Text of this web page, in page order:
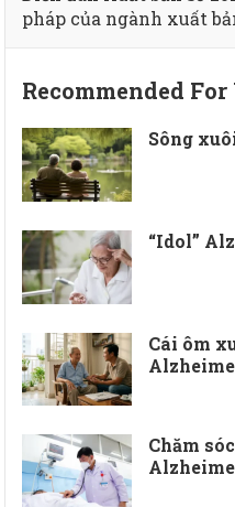
pháp của ngành xuất
Recommended For
Sông
“Idol”
Cái ôm
Chăm